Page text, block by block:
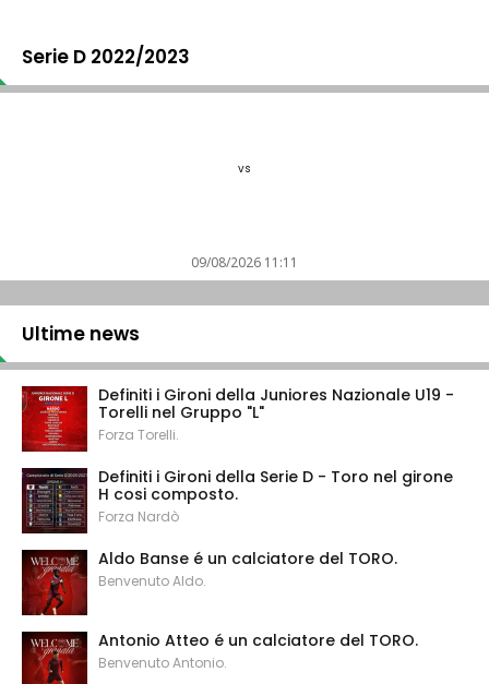
Serie D 2022/2023
vs
09/08/2026 11:11
Ultime news
Definiti i Gironi della Juniores Nazionale U19 -
Torelli nel Gruppo "L"
Forza Torelli.
Definiti i Gironi della Serie D - Toro nel girone
H cosi composto.
Forza Nardò
Aldo Banse é un calciatore del TORO.
Benvenuto Aldo.
Antonio Atteo é un calciatore del TORO.
Benvenuto Antonio.